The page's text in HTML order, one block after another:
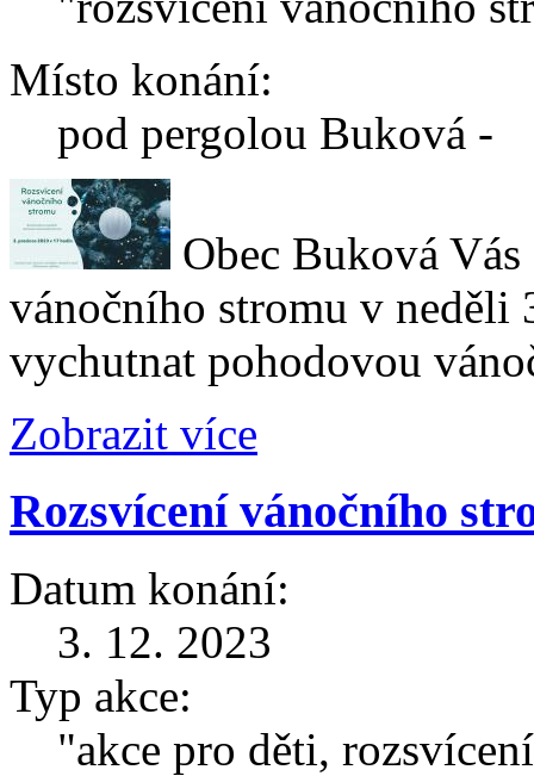
Místo konání:
pod pergolou Buková -
Obec Buková
vánočního stromu v neděli
vychutnat pohodovou
Zobrazit více
Rozsvícení vánočního
Datum konání:
3. 12. 2023
Typ akce:
"akce pro děti,